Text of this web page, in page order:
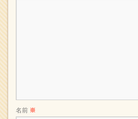
名前 ※